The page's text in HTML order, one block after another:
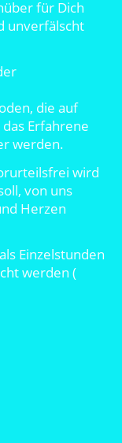
für Dich
unverfälscht
die auf
Erfahrene
werden.
wird
von uns
Herzen
Einzelstunden
werden (